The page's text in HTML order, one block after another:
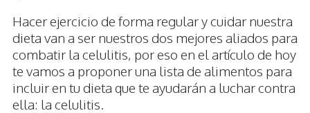
Hacer ejercicio de forma regular y cuidar nuestra
dieta van a ser nuestros dos mejores aliados para
combatir la celulitis, por eso en el artículo de hoy
te vamos a proponer una lista de alimentos para
incluir en tu dieta que te ayudarán a luchar contra
ella: la celulitis.